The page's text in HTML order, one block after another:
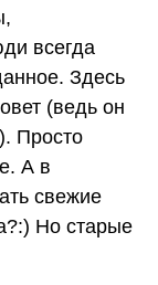
всегда
Здесь
(ведь он
Просто
А в
свежие
Но старые